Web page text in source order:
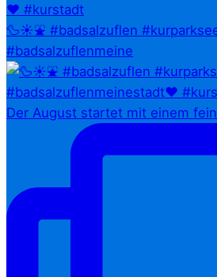
🦆☀️⛲ #badsalzuflen
#badsalzuflenmeine
Der August startet mit einem